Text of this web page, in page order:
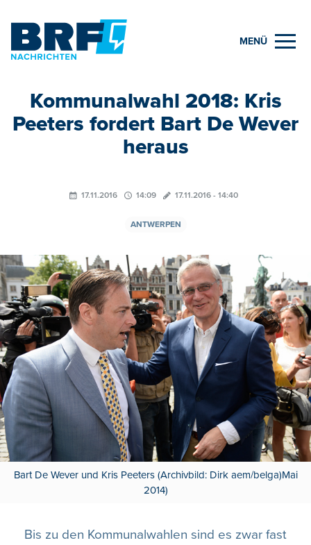
MENÜ
Kommunalwahl 2018: Kris
Peeters fordert Bart De Wever
heraus
17.11.2016 14:09 17.11.2016 - 14:40
ANTWERPEN
Bart De Wever und Kris Peeters (Archivbild: Dirk aem/belga)Mai
2014)
Bis zu den Kommunalwahlen sind es zwar fast